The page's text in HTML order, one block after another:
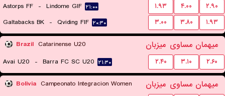
Astorps FF - Lindome GIF ۲۱:۰۰ ۱.۹۳ ۴.۰۰
۲.۹۰
Galtabacks BK - Qviding FIF ۲۰:۳۰ ۳.۰۰ ۳.۸۰ ۱.۹۳
Brazil Catarinense U20 میزبان مساوی میهمان
Avai U20 - Barra FC SC U20 ۲۱:۳۰ ۲.۴۰ ۳.۱۰ ۲.۶۰
Bolivia Campeonato Integracion Women میزبان مساوی میهمان